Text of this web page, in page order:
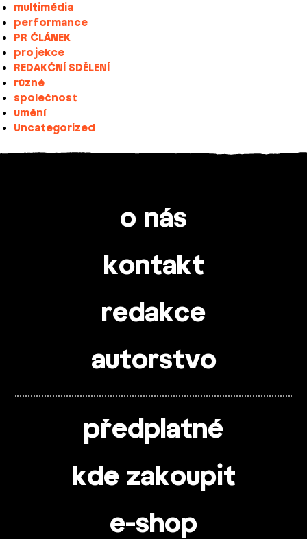
multimédia
performance
PR ČLÁNEK
projekce
REDAKČNÍ SDĚLENÍ
různé
společnost
umění
Uncategorized
o nás
kontakt
redakce
autorstvo
předplatné
kde zakoupit
e-shop